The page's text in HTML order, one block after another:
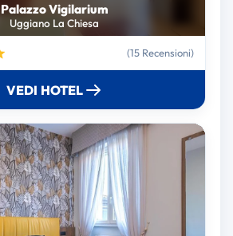
Palazzo Vigilarium
Uggiano La Chiesa
(15 Recensioni)
VEDI HOTEL